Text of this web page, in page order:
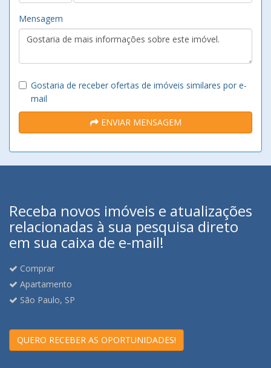
Mensagem
Gostaria de receber ofertas de imóveis similares por e-
mail
ENVIAR MENSAGEM
Receba novos imóveis e atualizações
relacionadas à sua pesquisa direto
em sua caixa de e-mail!
Comprar
Apartamento
São Paulo, SP
QUERO RECEBER AS OPORTUNIDADES!